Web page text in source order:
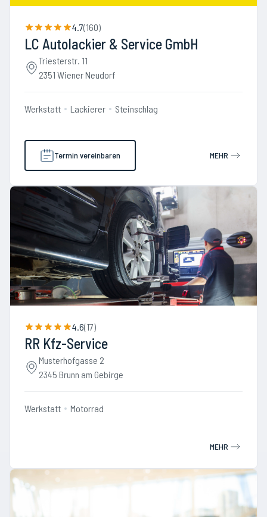
4.7(160)
LC Autolackier & Service GmbH
Triesterstr. 11
2351 Wiener Neudorf
Werkstatt Lackierer Steinschlag
Termin vereinbaren MEHR
4.6(17)
RR Kfz-Service
Musterhofgasse 2
2345 Brunn am Gebirge
Werkstatt Motorrad
MEHR